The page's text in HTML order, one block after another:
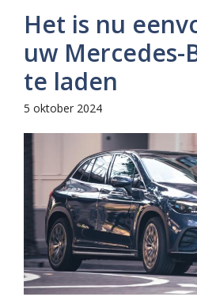
Het is nu
uw Mercedes-
te laden
5 oktober 2024